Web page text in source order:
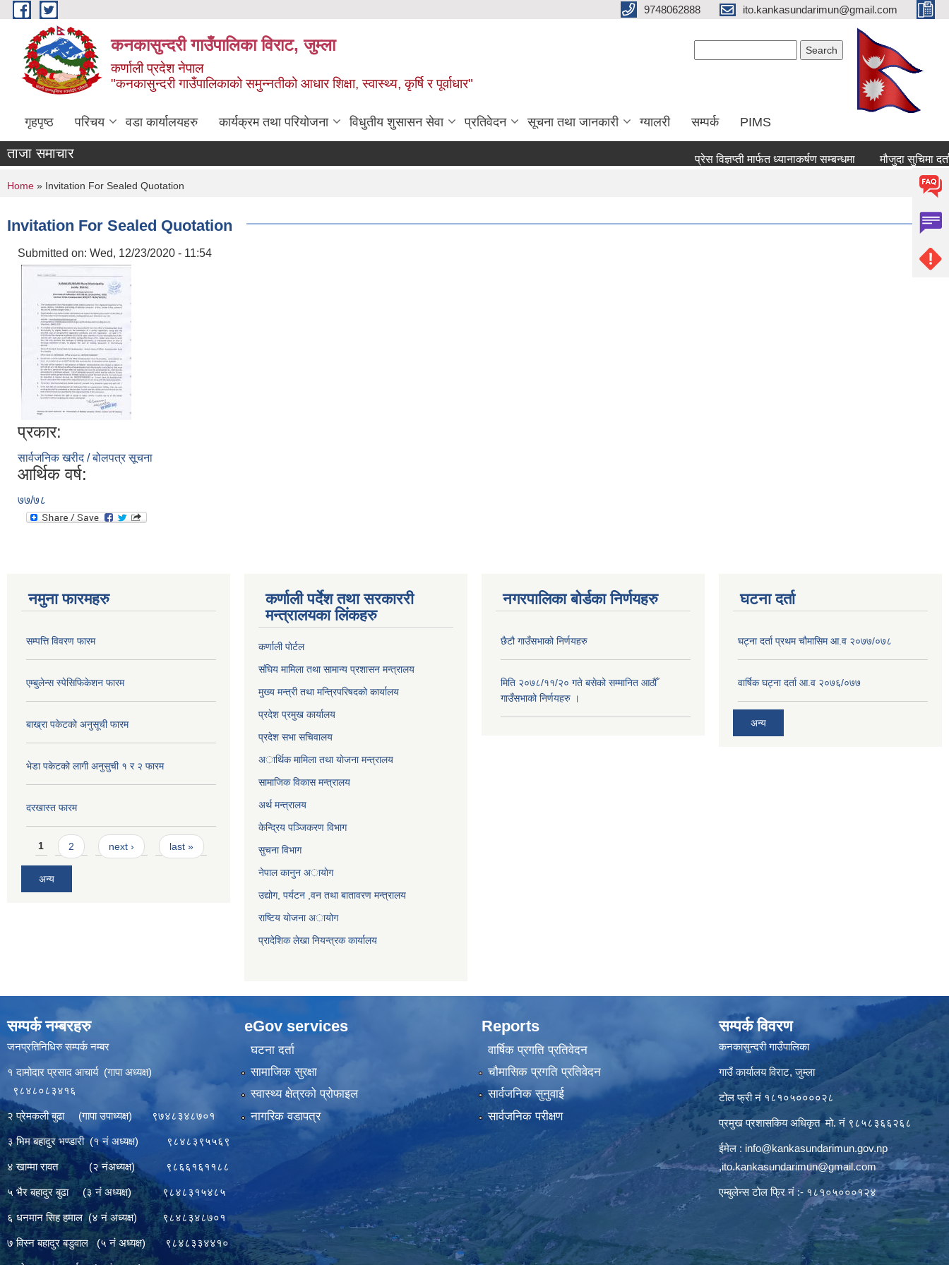
Skip to main content 9748062888 ito.kankasundarimun@gmail.com
कनकासुन्दरी गाउँपालिका विराट, जुम्ला
कर्णाली प्रदेश नेपाल
"कनकासुन्दरी गाउँपालिकाको समुन्नतीको आधार शिक्षा, स्वास्थ्य, कृर्षि र पूर्वाधार"
गृहपृष्ठ परिचय वडा कार्यालयहरु कार्यक्रम तथा परियोजना विधुतीय शुसासन सेवा प्रतिवेदन सूचना तथा जानकारी ग्यालरी सम्पर्क PIMS
ताजा समाचार प्रेस विज्ञप्ती मार्फत ध्यानाकर्षण सम्बन्धमा मौजुदा सुचिमा दर्ता वा
You are here
Home » Invitation For Sealed Quotation
Invitation For Sealed Quotation
Submitted on: Wed, 12/23/2020 - 11:54
प्रकार:
सार्वजनिक खरीद / बोलपत्र सूचना
आर्थिक वर्ष:
७७/७८
नमुना फारमहरु
सम्पत्ति विवरण फारम
एम्बुलेन्स स्पेसिफिकेशन फारम
बाख्रा पकेटको अनुसूची फारम
भेडा पकेटको लागी अनुसुची १ र २ फारम
दरखास्त फारम
Pages
1 2 next › last »
अन्य
कर्णाली पर्देश तथा सरकाररी
मन्त्रालयका लिंकहरु
कर्णाली पाेर्टल
संघिय मामिला तथा सामान्य प्रशासन मन्त्रालय
मुख्य मन्त्री तथा मन्त्रिपरिषदको कार्यालय
प्रदेश प्रमुख कार्यालय
प्रदेश सभा सचिवालय
अार्थिक मामिला तथा याेजना मन्त्रालय
सामाजिक विकास मन्त्रालय
अर्थ मन्त्रालय
केन्द्रिय पञ्जिकरण विभाग
सुचना विभाग
नेपाल कानुन अायाेग
उद्योग, पर्यटन ,वन तथा बातावरण मन्त्रालय
राष्टिय याेजना अायोग
प्रादेशिक लेखा नियन्त्रक कार्यालय
नगरपालिका बोर्डका निर्णयहरु
छैटौ गाउँसभाको निर्णयहरु
मिति २०७८/११/२० गते बसेको सम्मानित आठौँ
गाउँसभाको निर्णयहरु ।
घटना दर्ता
घट्ना दर्ता प्रथम चौमासिम आ.व २०७७/०७८
वार्षिक घट्ना दर्ता आ.व २०७६/०७७
अन्य
सम्पर्क नम्बरहरु
जनप्रतिनिधिरु सम्पर्क नम्बर
१ दामोदार प्रसाद आचार्य (गापा अध्यक्ष)
९८४८०८३४१६
२ प्रेमकली बुढा (गापा उपाध्यक्ष) ९७४८३४८७०१
३ भिम बहादुर भण्डारी (१ नं अध्यक्ष) ९८४८३९५५६९
४ खाम्मा रावत (२ नंअध्यक्ष) ९८६६१६११८८
५ भैर बहादुर बुढा (३ नं अध्यक्ष) ९८४८३१५४८५
६ धनमान सिह हमाल (४ नं अध्यक्ष) ९८४८३४८७०१
७ विस्न बहादुर बडुवाल (५ नं अध्यक्ष) ९८४८३३४४१०
eGov services
घटना दर्ता
सामाजिक सुरक्षा
स्वास्थ्य क्षेत्रको प्रोफाइल
नागरिक वडापत्र
Reports
वार्षिक प्रगति प्रतिवेदन
चौमासिक प्रगति प्रतिवेदन
सार्वजनिक सुनुवाई
सार्वजनिक परीक्षण
सम्पर्क विवरण
कनकासुन्दरी गाउँपालिका
गाउँ कार्यालय विराट, जुम्ला
टोल फ्री नं १८१०५००००२८
प्रमुख प्रशासकिय अधिकृत मो. नं ९८५८३६६२६८
ईमेल : info@kankasundarimun.gov.np
,ito.kankasundarimun@gmail.com
एम्बुलेन्स टोल फ्रि नं :- १८१०५०००१२४